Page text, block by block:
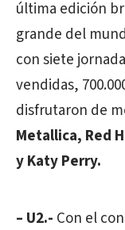
última edición
grande del
con siete
vendidas,
disfrutaron de
Metallica, Red
y Katy Perry.
– U2.- Con el